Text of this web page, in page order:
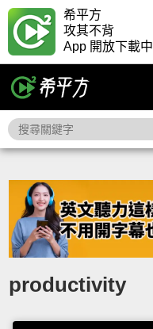
希平方
攻其不背
App 開放下載中
productivity